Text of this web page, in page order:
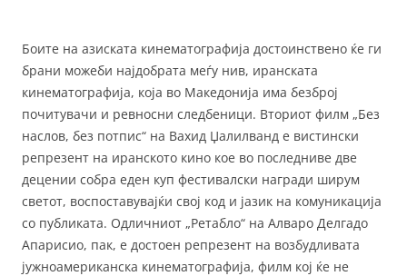
Боите на азиската кинематографија достоинствено ќе ги
брани можеби најдобрата меѓу нив, иранската
кинематографија, која во Македонија има безброј
почитувачи и ревносни следбеници. Вториот филм „Без
наслов, без потпис“ на Вахид Џалилванд е вистински
репрезент на иранското кино кое во последниве две
децении собра еден куп фестивалски награди ширум
светот, воспоставувајќи свој код и јазик на комуникација
со публиката. Одличниот „Ретабло“ на Алваро Делгадо
Апарисио, пак, е достоен репрезент на возбудливата
јужноамериканска кинематографија, филм кој ќе не